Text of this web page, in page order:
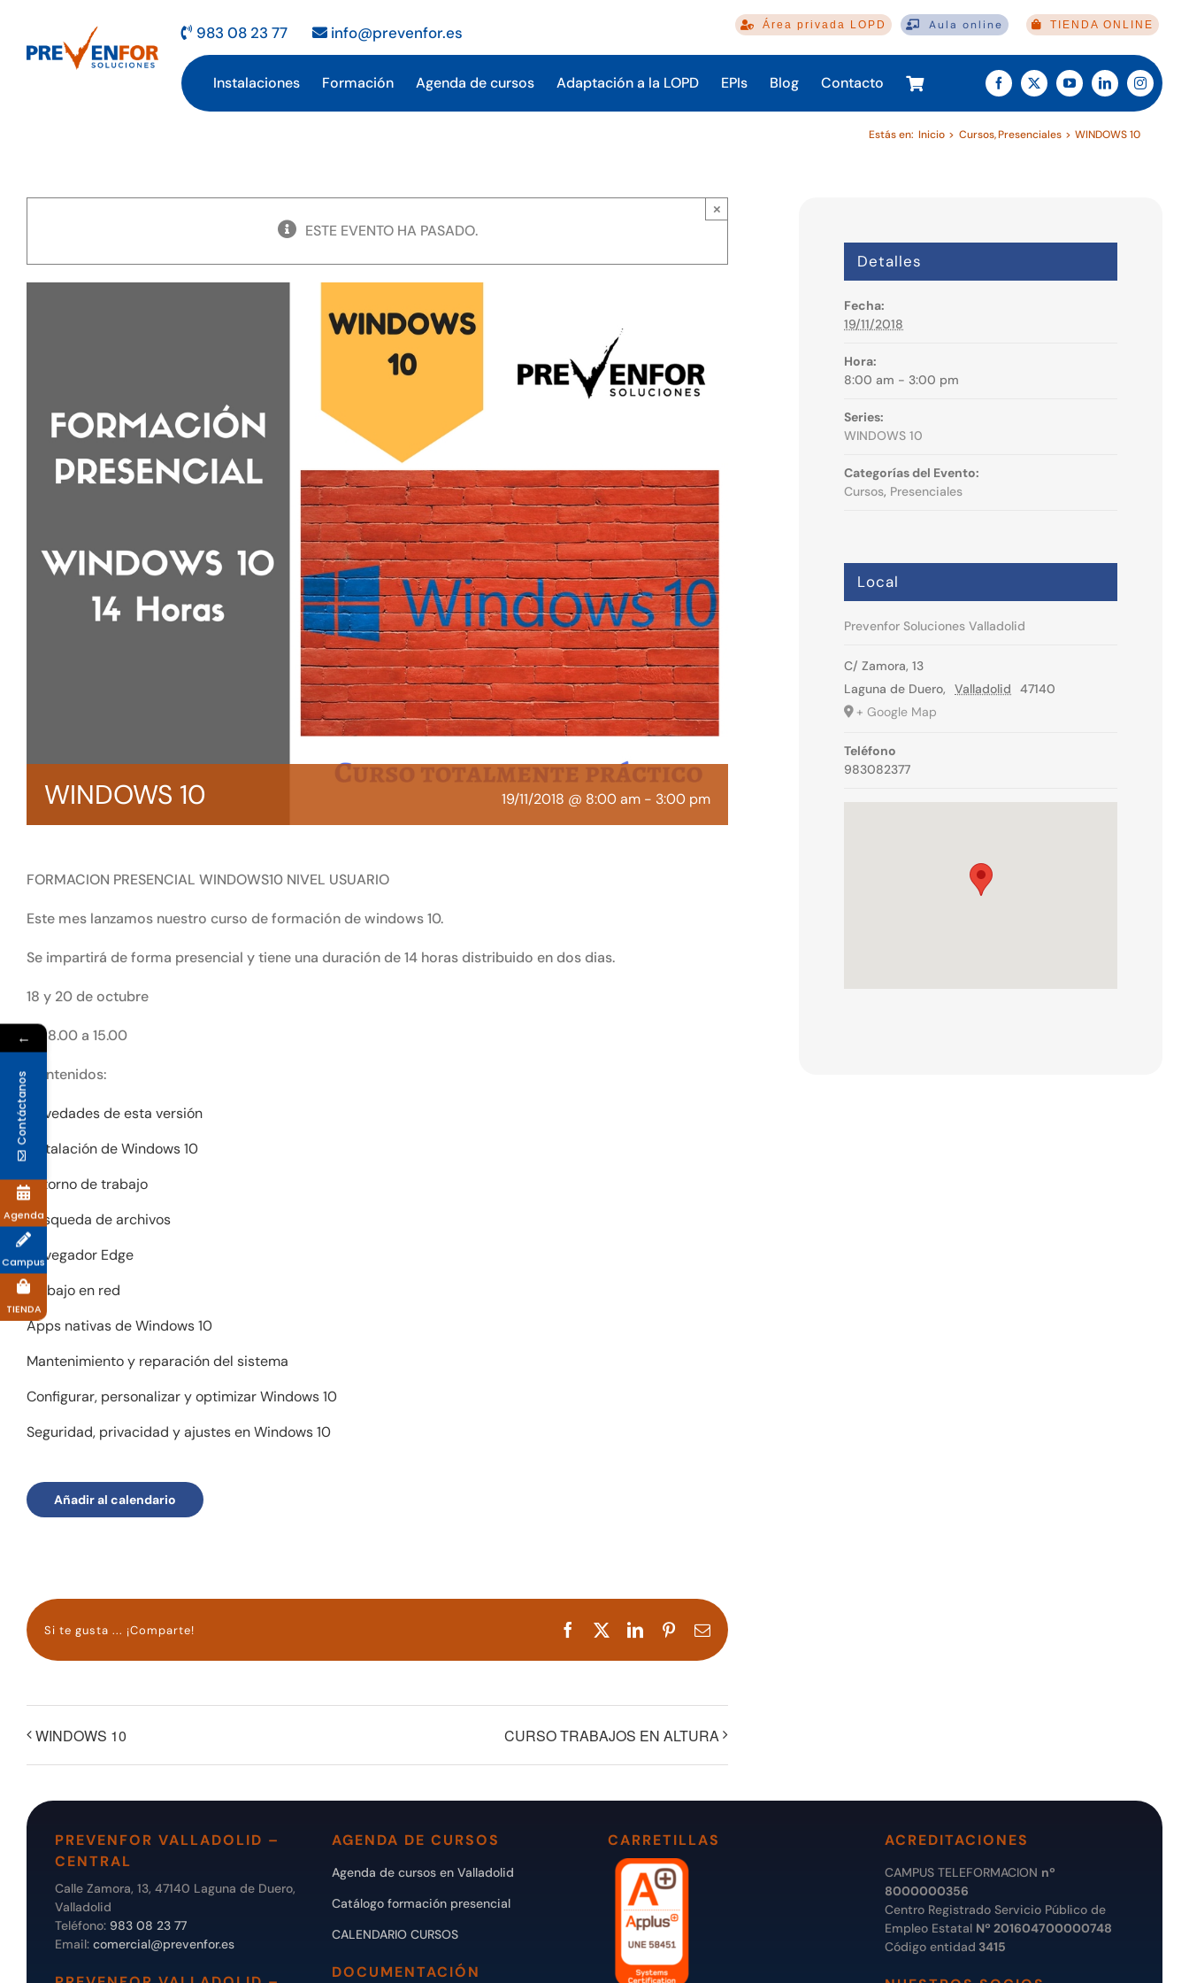
contenido
983 08 23 77 info@prevenfor.es Área privada LOPD Aula online TIENDA ONLINE
Instalaciones Formación Agenda de cursos Adaptación a la LOPD EPIs Blog Contacto
Estás en: Inicio Cursos Presenciales WINDOWS 10
ESTE EVENTO HA PASADO.
×
WINDOWS 10 19/11/2018 @ 8:00 am - 3:00 pm
FORMACION PRESENCIAL WINDOWS10 NIVEL USUARIO
Este mes lanzamos nuestro curso de formación de windows 10.
Se impartirá de forma presencial y tiene una duración de 14 horas distribuido en dos dias.
18 y 20 de octubre
De 8.00 a 15.00
Contenidos:
Novedades de esta versión
Instalación de Windows 10
Entorno de trabajo
Búsqueda de archivos
Navegador Edge
Trabajo en red
Apps nativas de Windows 10
Mantenimiento y reparación del sistema
Configurar, personalizar y optimizar Windows 10
Seguridad, privacidad y ajustes en Windows 10
Añadir al calendario
Si te gusta ... ¡Comparte! Facebook LinkedInPinterestCorreo
electrónico
WINDOWS 10 CURSO TRABAJOS EN ALTURA
Detalles
Fecha:
19/11/2018
Hora:
8:00 am - 3:00 pm
Series:
WINDOWS 10
Categorías del Evento:
Cursos, Presenciales
Local
Prevenfor Soluciones Valladolid
C/ Zamora, 13
Laguna de Duero, Valladolid
47140
+ Google Map
Teléfono
983082377
PREVENFOR VALLADOLID –
CENTRAL
Calle Zamora, 13, 47140 Laguna de Duero,
Valladolid
Teléfono: 983 08 23 77
Email: comercial@prevenfor.es
AGENDA DE CURSOS
Agenda de cursos en Valladolid
Catálogo formación presencial
CALENDARIO CURSOS
DOCUMENTACIÓN
CARRETILLAS ACREDITACIONES
CAMPUS TELEFORMACION nº
8000000356
Centro Registrado Servicio Público de
Empleo Estatal Nº 201604700000748
Código entidad 3415
←
Contáctanos
Agenda
Campus
TIENDA